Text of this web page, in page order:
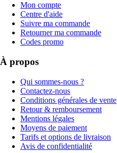
Mon compte
Centre d'aide
Suivre ma commande
Retourner ma commande
Codes promo
À propos
Qui sommes-nous ?
Contactez-nous
Conditions générales de vente
Retour & remboursement
Mentions légales
Moyens de paiement
Tarifs et options de livraison
Avis de confidentialité